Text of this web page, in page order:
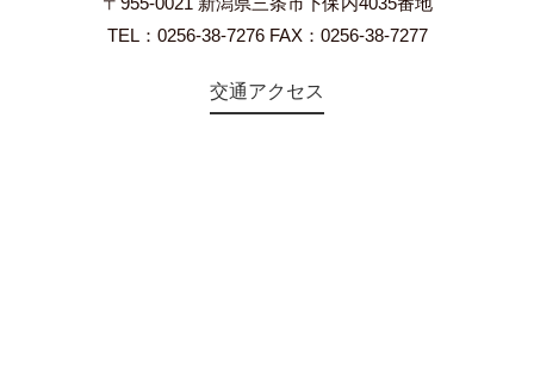
TEL：0256-38-7276 FAX：0256-38-7277
交通アクセス